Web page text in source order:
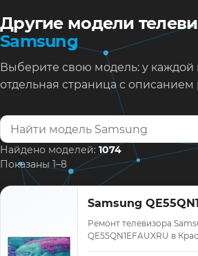
Другие модели
Samsung
Выберите свою модель: у каждой
отдельная страница с описанием
Найти модель телевизора
Найдено моделей: 1074
Показаны 1–8
Samsung
Ремонт телевизора
QE55QN1EFAUXRU в